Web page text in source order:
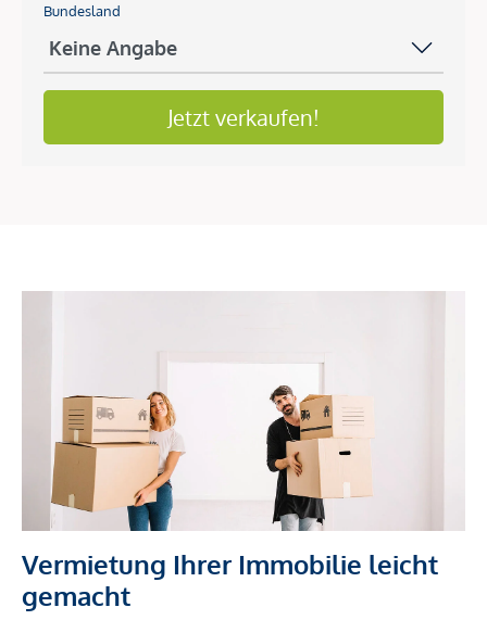
Bundesland
Jetzt verkaufen!
Vermietung Ihrer Immobilie leicht
gemacht